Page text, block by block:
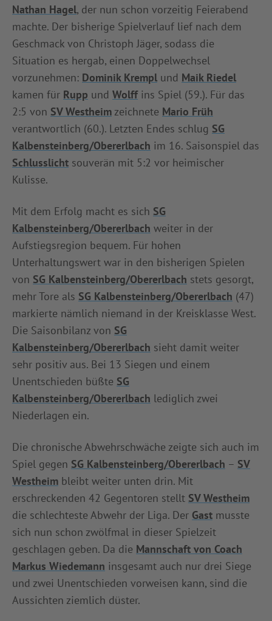
Nathan Hagel, der nun schon vorzeitig Feierabend
machte. Der bisherige Spielverlauf lief nach dem
Geschmack von Christoph Jäger, sodass die
Situation es hergab, einen Doppelwechsel
vorzunehmen: Dominik Krempl und Maik Riedel
kamen für Rupp und Wolffins Spiel (59.). Für das
2:5 von SV Westheim zeichnete Mario Früh
verantwortlich (60.). Letzten Endes schlug SG
Kalbensteinberg/Obererlbach im 16. Saisonspiel das
Schlusslicht souverän mit 5:2 vor heimischer
Kulisse.
Mit dem Erfolg macht es sich SG
Kalbensteinberg/Obererlbach weiter in der
Aufstiegsregion bequem. Für hohen
Unterhaltungswert war in den bisherigen Spielen
von SG Kalbensteinberg/Obererlbach stets gesorgt,
mehr Tore als SG Kalbensteinberg/Obererlbach (47)
markierte nämlich niemand in der Kreisklasse West.
Die Saisonbilanz von SG
Kalbensteinberg/Obererlbach sieht damit weiter
sehr positiv aus. Bei 13 Siegen und einem
Unentschieden büßte SG
Kalbensteinberg/Obererlbach lediglich zwei
Niederlagen ein.
Die chronische Abwehrschwäche zeigte sich auch im
Spiel gegen SG Kalbensteinberg/Obererlbach – SV
Westheim bleibt weiter unten drin. Mit
erschreckenden 42 Gegentoren stellt SV Westheim
die schlechteste Abwehr der Liga. Der Gast musste
sich nun schon zwölfmal in dieser Spielzeit
geschlagen geben. Da die Mannschaft von Coach
Markus Wiedemann insgesamt auch nur drei Siege
und zwei Unentschieden vorweisen kann, sind die
Aussichten ziemlich düster.